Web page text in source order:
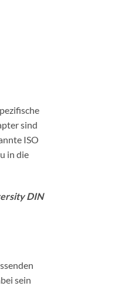
sind
ISO
in die
DIN
sein